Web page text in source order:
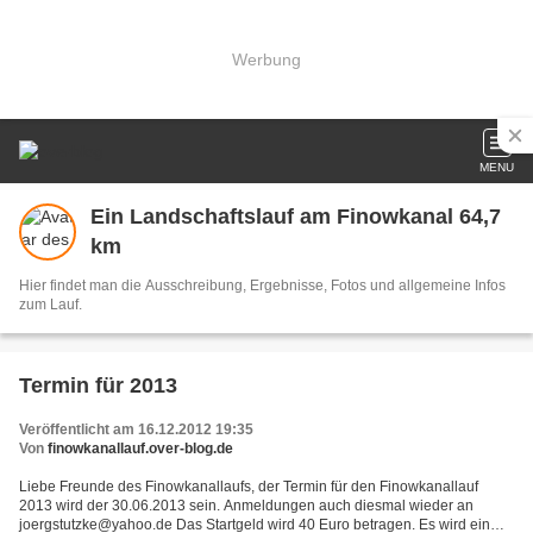
Werbung
MENU
Ein Landschaftslauf am Finowkanal 64,7
km
Hier findet man die Ausschreibung, Ergebnisse, Fotos und allgemeine Infos
zum Lauf.
Termin für 2013
Veröffentlicht am 16.12.2012 19:35
Von finowkanallauf.over-blog.de
Liebe Freunde des Finowkanallaufs, der Termin für den Finowkanallauf
2013 wird der 30.06.2013 sein. Anmeldungen auch diesmal wieder an
joergstutzke@yahoo.de Das Startgeld wird 40 Euro betragen. Es wird ein